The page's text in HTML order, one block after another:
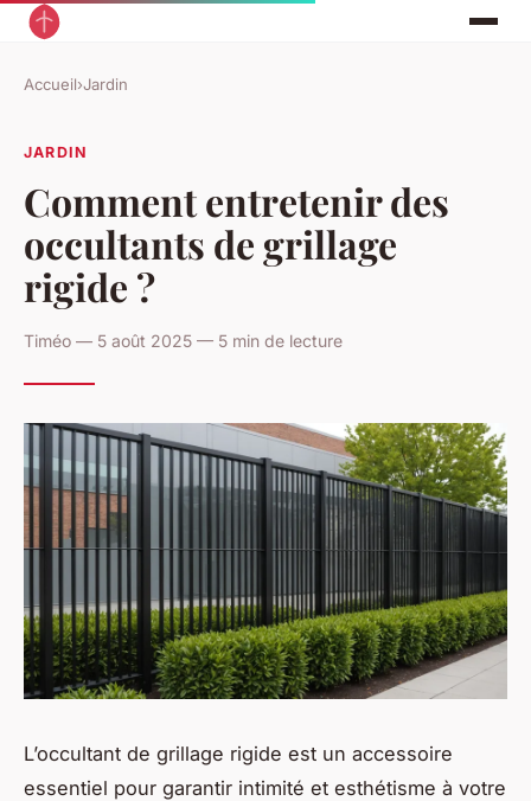
Accueil›Jardin
JARDIN
Comment entretenir des
occultants de grillage
rigide ?
Timéo — 5 août 2025 — 5 min de lecture
L’occultant de grillage rigide est un accessoire
essentiel pour garantir intimité et esthétisme à votre